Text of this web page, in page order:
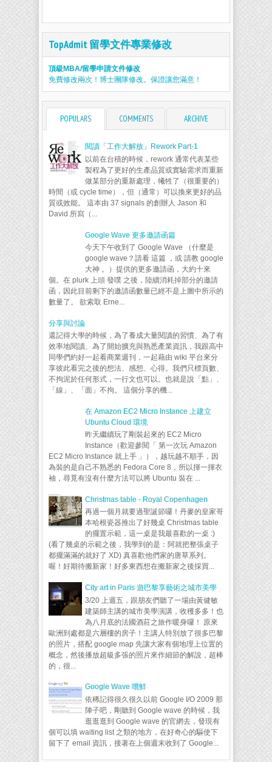
TopAdmit 留學文件專業修改
頂級MBA/留學申請文件修改
免費修改兩次！博士團隊修改。保證讓您滿意！
POPULARS COMMENTS ARCHIVE
閱讀「工作大解放」Rework Part-1
以前在台積的時候，rework 通常代表某些
製程為了更好的生產品質或實驗需求而重新
做某部分的重新處理，犧牲了（很重要的）
時間（或 cycle time），但（通常）可以換來更好的品
質或效能。 這本由 37 signals 的創辦人 Jason 和
David 所寫（...
Google Wave 更多邀請函篇
今天下午收到了 Google Wave （什麼是
google wave？請看 這篇 ，或 請教 google
大神 。）提供的更多邀請函，大約十來
個。在 plurk 上頭 發噗 之後，陸續消耗掉部分的邀請
函，因此目前剩下的邀請函數量已經不是上圖中所示的
數量了。 欲索取 Erne...
分享與討論
還記得大學的時候，為了養成大量閱讀的習慣、為了有
效率地閱讀、為了開始擴充與熟悉產業資訊，我跟高中
同學們約好一起看商業週刊，一起藉由 wiki 平台來分
享彼此看完之後的想法、感想、心得。我們只標頁數、
不拘泥於任何形式，一行文也可以。也就是說「點」、
「線」、「面」不拘。 這個分享的機...
在 Amazon EC2 Micro Instance 上建立
Ubuntu Cloud 環境
昨天繼續玩了剛裝起來的 EC2 Micro
Instance（歡迎參閱「 第一次玩 Amazon
EC2 Micro Instance 就上手 」），越玩越不順手，因
為裝的是自己不熟悉的 Fedora Core 8，所以揮一揮衣
袖，尋覓有沒有什麼方法可以將 Ubuntu 裝在 ...
Christmas table - Royal Copenhagen
再過一個月就要過聖誕節囉！丹麥的皇家哥
本哈根瓷器推出了好幾桌 Christmas table
的擺置示範，這一桌是我最喜歡的一桌 :)
(看了幾桌的示範之後，我學到的是：阿就把整張桌子
都擺滿滿的就好了 XD) 真喜歡他們家的唐草系列。
喔！好期待搬新家！好多東西想在搬新家之後採買...
City art in Paris 遊巴黎享藝術之城市美學
3/20 上週五，跟朋友們聽了一場由黃健敏
建築師主講的城市美學演講，收穫多多！也
為八月底的法國酒莊之旅作暖身囉！ 原來
歐洲到處都是六層樓的房子！主講人特別放了很多巴黎
的照片，搭配 google map 先讓大家有個地理上位置的
概念，然後播放超級多張的照片來作細節的解說，超棒
的，很...
Google Wave 嚐鮮
依稀記得很久很久以前 Google I/O 2009 那
陣子吧，剛聽到 Google wave 的時候，我
逛逛逛到 Google wave 的官網去，發現有
個可以填 waiting list 之類的地方，在好奇心的驅使下
留下了 email 資訊，接著在上個週末收到了 Google...